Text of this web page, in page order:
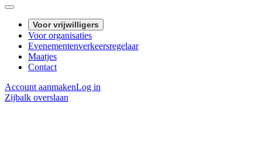
Voor vrijwilligers
Voor organisaties
Evenementenverkeersregelaar
Maatjes
Contact
Account aanmakenLog in
Zijbalk overslaan